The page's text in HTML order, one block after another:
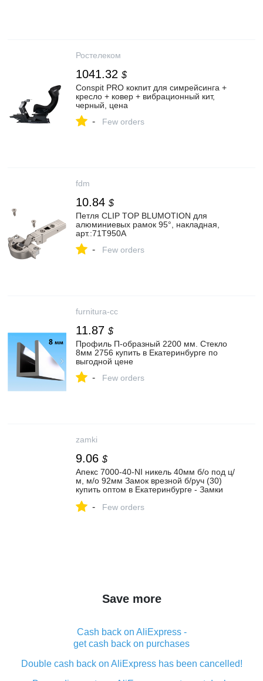
Ростелеком
1041.32 $
Conspit PRO кокпит для симрейсинга +
кресло + ковер + вибрационный кит,
черный, цена
- Few orders
fdm
10.84 $
Петля CLIP TOP BLUMOTION для
алюминиевых рамок 95°, накладная,
арт.:71T950A
- Few orders
furnitura-cc
11.87 $
Профиль П-образный 2200 мм. Стекло
8мм 2756 купить в Екатеринбурге по
выгодной цене
- Few orders
zamki
9.06 $
Апекс 7000-40-NI никель 40мм б/о под ц/
м, м/о 92мм Замок врезной б/руч (30)
купить оптом в Екатеринбурге - Замки
алюминиевого и ПВХ профиля ПТК
- Few orders
Save more
Cash back on AliExpress -
get cash back on purchases
Double cash back on AliExpress has been cancelled!